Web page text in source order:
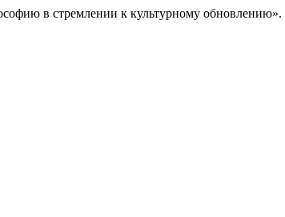
в стремлении к культурному обновлению».